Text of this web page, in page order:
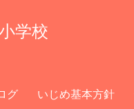
学校
グ いじめ基本方針